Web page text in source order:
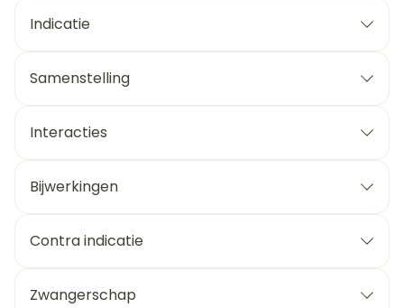
Indicatie
Samenstelling
Interacties
Bijwerkingen
Contra indicatie
Zwangerschap